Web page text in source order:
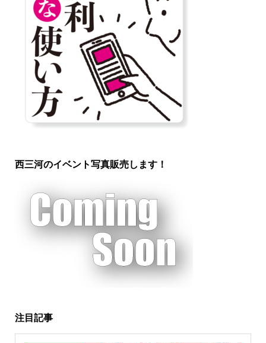
西三河のイベント写真販売します！
注目記事